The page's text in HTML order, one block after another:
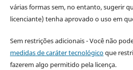
várias formas sem, no entanto, sugerir
licenciante) tenha aprovado o uso em
Sem restrições adicionais - Você não
medidas de caráter tecnológicoque
fazerem algo permitido pela licença.